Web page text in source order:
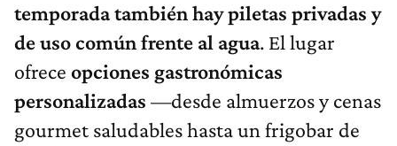
temporada también hay piletas privadas y
de uso común frente al agua. El lugar
ofrece opciones gastronómicas
personalizadas —desde almuerzos y cenas
gourmet saludables hasta un frigobar de